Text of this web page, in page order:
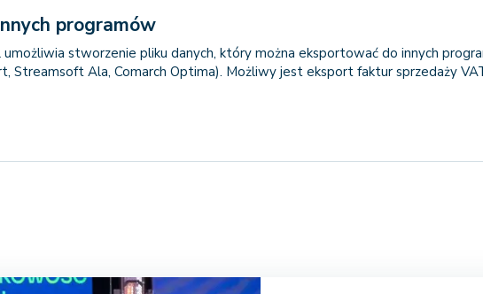
programów
stworzenie pliku danych, który można eksportować do innych
Streamsoft Ala, Comarch Optima). Możliwy jest eksport faktur sprzedaży